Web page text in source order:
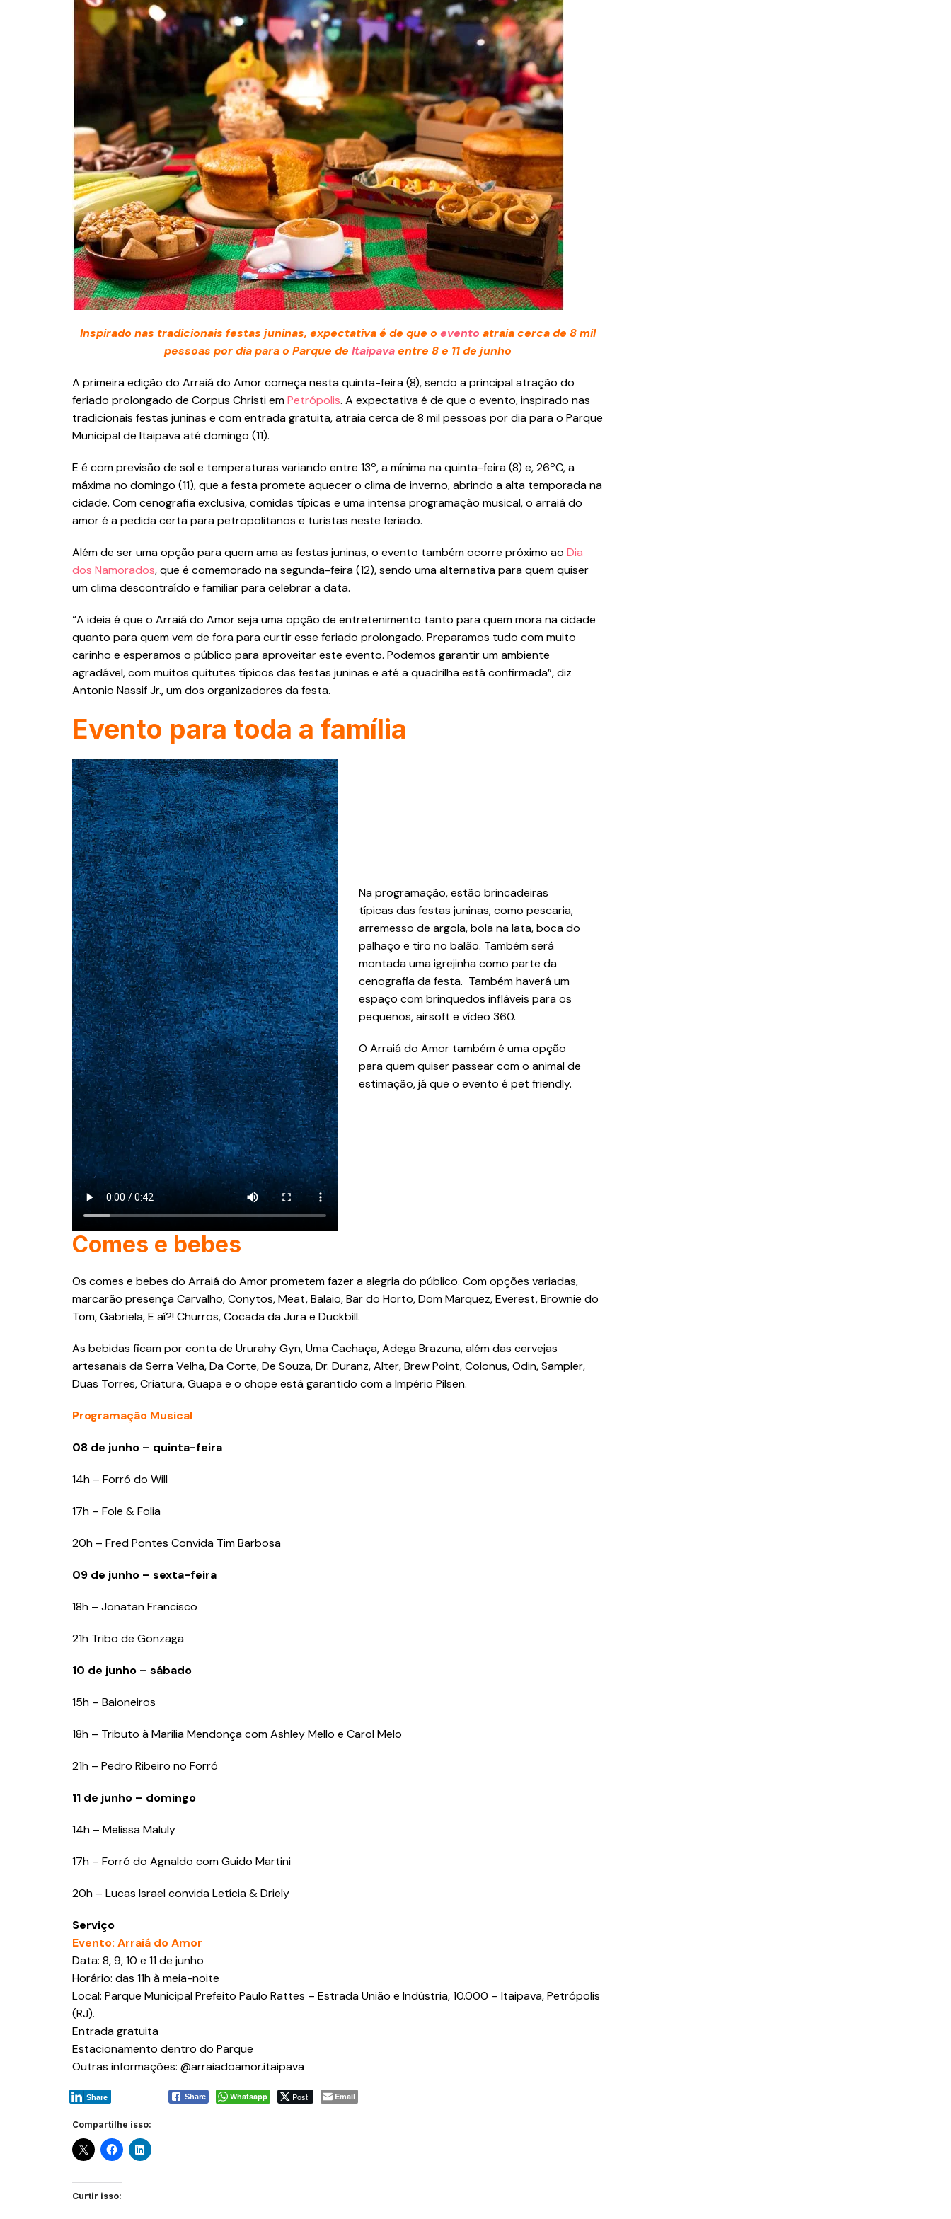
Inspirado nas tradicionais festas juninas, expectativa é de que o evento atraia cerca de 8 mil
pessoas por dia para o Parque de Itaipavaentre 8 e 11 de junho
A primeira edição do Arraiá do Amor começa nesta quinta-feira (8), sendo a principal atração do
feriado prolongado de Corpus Christi emPetrópolis. A expectativa é de que o evento, inspirado nas
tradicionais festas juninas e com entrada gratuita, atraia cerca de 8 mil pessoas por dia para o Parque
Municipal de Itaipava até domingo (11).
E é com previsão de sol e temperaturas variando entre 13º, a mínima na quinta-feira (8) e, 26ºC, a
máxima no domingo (11), que a festa promete aquecer o clima de inverno, abrindo a alta temporada na
cidade. Com cenografia exclusiva, comidas típicas e uma intensa programação musical, o arraiá do
amor é a pedida certa para petropolitanos e turistas neste feriado.
Além de ser uma opção para quem ama as festas juninas, o evento também ocorre próximo ao Dia
dos Namorados, que é comemorado na segunda-feira (12), sendo uma alternativa para quem quiser
um clima descontraído e familiar para celebrar a data.
“A ideia é que o Arraiá do Amor seja uma opção de entretenimento tanto para quem mora na cidade
quanto para quem vem de fora para curtir esse feriado prolongado. Preparamos tudo com muito
carinho e esperamos o público para aproveitar este evento. Podemos garantir um ambiente
agradável, com muitos quitutes típicos das festas juninas e até a quadrilha está confirmada”, diz
Antonio Nassif Jr., um dos organizadores da festa.
Evento para toda a família
Na programação, estão brincadeiras
típicas das festas juninas, como pescaria,
arremesso de argola, bola na lata, boca do
palhaço e tiro no balão. Também será
montada uma igrejinha como parte da
cenografia da festa. Também haverá um
espaço com brinquedos infláveis para os
pequenos, airsoft e vídeo 360.
O Arraiá do Amor também é uma opção
para quem quiser passear com o animal de
estimação, já que o evento é pet friendly.
Comes e bebes
Os comes e bebes do Arraiá do Amor prometem fazer a alegria do público. Com opções variadas,
marcarão presença Carvalho, Conytos, Meat, Balaio, Bar do Horto, Dom Marquez, Everest, Brownie do
Tom, Gabriela, E aí?! Churros, Cocada da Jura e Duckbill.
As bebidas ficam por conta de Ururahy Gyn, Uma Cachaça, Adega Brazuna, além das cervejas
artesanais da Serra Velha, Da Corte, De Souza, Dr. Duranz, Alter, Brew Point, Colonus, Odin, Sampler,
Duas Torres, Criatura, Guapa e o chope está garantido com a Império Pilsen.
Programação Musical
08 de junho – quinta-feira
14h – Forró do Will
17h – Fole & Folia
20h – Fred Pontes Convida Tim Barbosa
09 de junho – sexta-feira
18h – Jonatan Francisco
21h Tribo de Gonzaga
10 de junho – sábado
15h – Baioneiros
18h – Tributo à Marília Mendonça com Ashley Mello e Carol Melo
21h – Pedro Ribeiro no Forró
11 de junho – domingo
14h – Melissa Maluly
17h – Forró do Agnaldo com Guido Martini
20h – Lucas Israel convida Letícia & Driely
Serviço
Evento: Arraiá do Amor
Data: 8, 9, 10 e 11 de junho
Horário: das 11h à meia-noite
Local: Parque Municipal Prefeito Paulo Rattes – Estrada União e Indústria, 10.000 – Itaipava, Petrópolis
(RJ).
Entrada gratuita
Estacionamento dentro do Parque
Outras informações: @arraiadoamor.itaipava
Share Whatsapp Post Email
Share
Compartilhe isso:
Curtir isso: